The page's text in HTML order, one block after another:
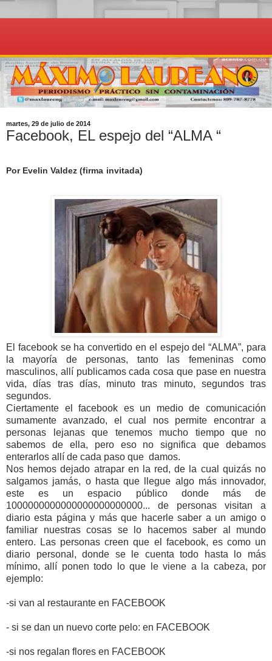
martes, 29 de julio de 2014
Facebook, EL espejo del “ALMA “
Por Evelin Valdez (firma invitada)
El facebook se ha convertido en el espejo del “ALMA”, para
la mayoría de personas, tanto las femeninas como
masculinos, allí publicamos cada cosa que pase en nuestra
vida, días tras días, minuto tras minuto, segundos tras
segundos.
Ciertamente el facebook es un medio de comunicación
sumamente avanzado, el cual nos permite encontrar a
personas lejanas que tenemos mucho tiempo que no
sabemos de ella, pero eso no significa que debamos
enterarlos allí de cada paso que damos.
Nos hemos dejado atrapar en la red, de la cual quizás no
salgamos jamás, o hasta que llegue algo más innovador,
este es un espacio público donde más de
1000000000000000000000000... de personas visitan a
diario esta página y más que hacerle saber a un amigo o
familiar nuestras cosas se lo hacemos saber al mundo
entero. Las personas creen que el facebook, es como un
diario personal, donde se le cuenta todo hasta lo más
mínimo, allí ponen todo lo que le viene a la cabeza, por
ejemplo:
-si van al restaurante en FACEBOOK
- si se dan un nuevo corte pelo: en FACEBOOK
-si nos regalan flores en FACEBOOK